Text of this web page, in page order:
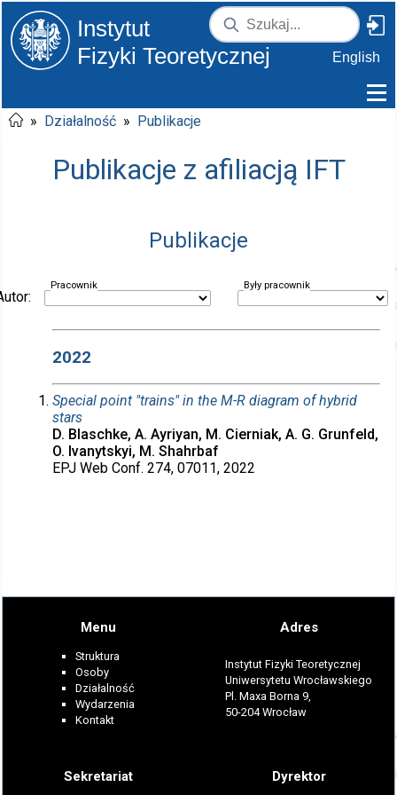
Instytut
Fizyki Teoretycznej
English
» Działalność » Publikacje
Publikacje z afiliacją IFT
Publikacje
Pracownik Były pracownik
2022
Special point "trains" in the M-R diagram of hybrid
stars
D. Blaschke, A. Ayriyan, M. Cierniak, A. G. Grunfeld,
O. Ivanytskyi, M. Shahrbaf
EPJ Web Conf. 274, 07011, 2022
Menu
Struktura
Osoby
Działalność
Wydarzenia
Kontakt
Adres
Instytut Fizyki Teoretycznej
Uniwersytetu Wrocławskiego
Pl. Maxa Borna 9,
50-204 Wrocław
Sekretariat Dyrektor